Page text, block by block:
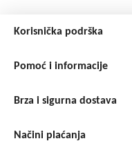
Korisnička podrška
Pomoć i informacije
Brza i sigurna dostava
Načini plaćanja